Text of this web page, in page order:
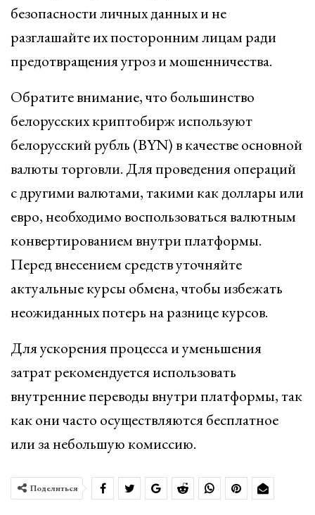
безопасности личных данных и не
разглашайте их посторонним лицам ради
предотвращения угроз и мошенничества.
Обратите внимание, что большинство
белорусских криптобирж используют
белорусский рубль (BYN) в качестве основной
валюты торговли. Для проведения операций
с другими валютами, такими как доллары или
евро, необходимо воспользоваться валютным
конвертированием внутри платформы.
Перед внесением средств уточняйте
актуальные курсы обмена, чтобы избежать
неожиданных потерь на разнице курсов.
Для ускорения процесса и уменьшения
затрат рекомендуется использовать
внутренние переводы внутри платформы, так
как они часто осуществляются бесплатное
или за небольшую комиссию.
Поделиться